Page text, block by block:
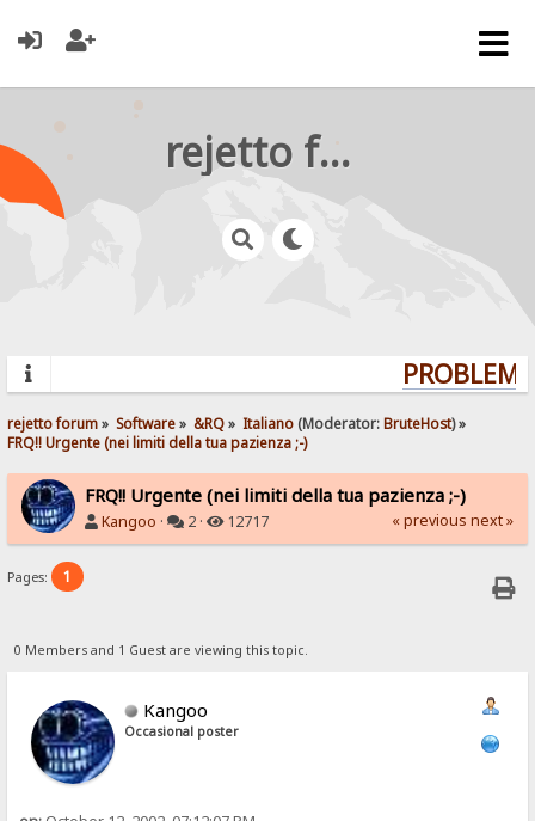
rejetto forum
rejetto forum» Software» &RQ» Italiano (Moderator:BruteHost) »
FRQ!! Urgente (nei limiti della tua pazienza ;-)
FRQ!! Urgente (nei limiti della tua pazienza ;-)
Kangoo · 2 · 12717 « previous next »
Pages: 1
0 Members and 1 Guest are viewing this topic.
Kangoo
Occasional poster